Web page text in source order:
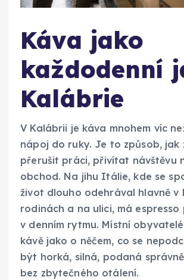
Káva jako
každodenní
Kalábrie
V Kalábrii je káva mnohem víc
nápoj do ruky. Je to způsob, jak
přerušit práci, přivítat návštěvu
obchod. Na jihu Itálie, kde se
život dlouho odehrával hlavně v
rodinách a na ulici, má espresso
v denním rytmu. Místní
kávě jako o něčem, co se
být horká, silná, podaná
bez zbytečného otálení.